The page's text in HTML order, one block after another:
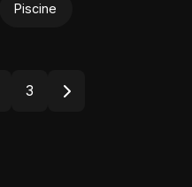
Piscine
3